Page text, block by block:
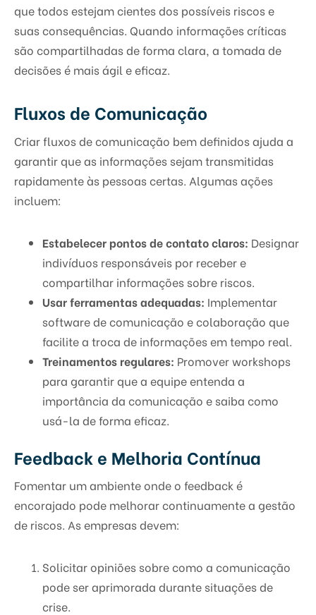
que todos estejam cientes dos possíveis riscos e
suas consequências. Quando informações críticas
são compartilhadas de forma clara, a tomada de
decisões é mais ágil e eficaz.
Fluxos de Comunicação
Criar fluxos de comunicação bem definidos ajuda a
garantir que as informações sejam transmitidas
rapidamente às pessoas certas. Algumas ações
incluem:
Estabelecer pontos de contato claros: Designar
indivíduos responsáveis por receber e
compartilhar informações sobre riscos.
Usar ferramentas adequadas: Implementar
software de comunicação e colaboração que
facilite a troca de informações em tempo real.
Treinamentos regulares: Promover workshops
para garantir que a equipe entenda a
importância da comunicação e saiba como
usá-la de forma eficaz.
Feedback e Melhoria Contínua
Fomentar um ambiente onde o feedback é
encorajado pode melhorar continuamente a gestão
de riscos. As empresas devem:
Solicitar opiniões sobre como a comunicação
pode ser aprimorada durante situações de
crise.